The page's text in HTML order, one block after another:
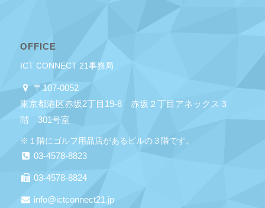
OFFICE
ICT CONNECT 21事務局
〒107-0052
東京都港区赤坂2丁目19-8 赤坂２丁目アネックス３
階 301号室
※１階にゴルフ用品店があるビルの３階です。
03-4578-8823
03-4578-8824
info@ictconnect21.jp